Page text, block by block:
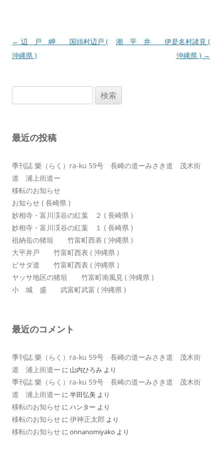
投
稿
ョ
← 辺 戸 岬 国頭村辺戸 (
沖縄県 )
潮 平 井 伊是名村諸見 (
沖縄県 ) →
索:
最近の投稿
季刊誌 樂（らく）ra-ku 59号 長崎の道ーみさき道 茂木街
道 浦上街道ー
移転のお知らせ
お知らせ ( 長崎県 )
妙相寺・富川渓谷の紅葉 ２ ( 長崎県 )
妙相寺・富川渓谷の紅葉 １ ( 長崎県 )
祖納岳の猪垣 竹富町西表 ( 沖縄県 )
大平井戸 竹富町西表 ( 沖縄県 )
ピサダ道 竹富町西表 ( 沖縄県 )
ヤッサ地区の猪垣 竹富町南風見 ( 沖縄県 )
小 城 盛 武富町武富 ( 沖縄県 )
最近のコメント
季刊誌 樂（らく）ra-ku 59号 長崎の道ーみさき道 茂木街
道 浦上街道ー に 山内ひろみ より
季刊誌 樂（らく）ra-ku 59号 長崎の道ーみさき道 茂木街
道 浦上街道ー に 半田弘美 より
移転のお知らせ に ハンター より
移転のお知らせ に 伊神正太郎 より
移転のお知らせ に onnanomiyako より